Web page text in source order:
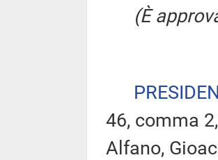
(È
46, comma
Alfano,